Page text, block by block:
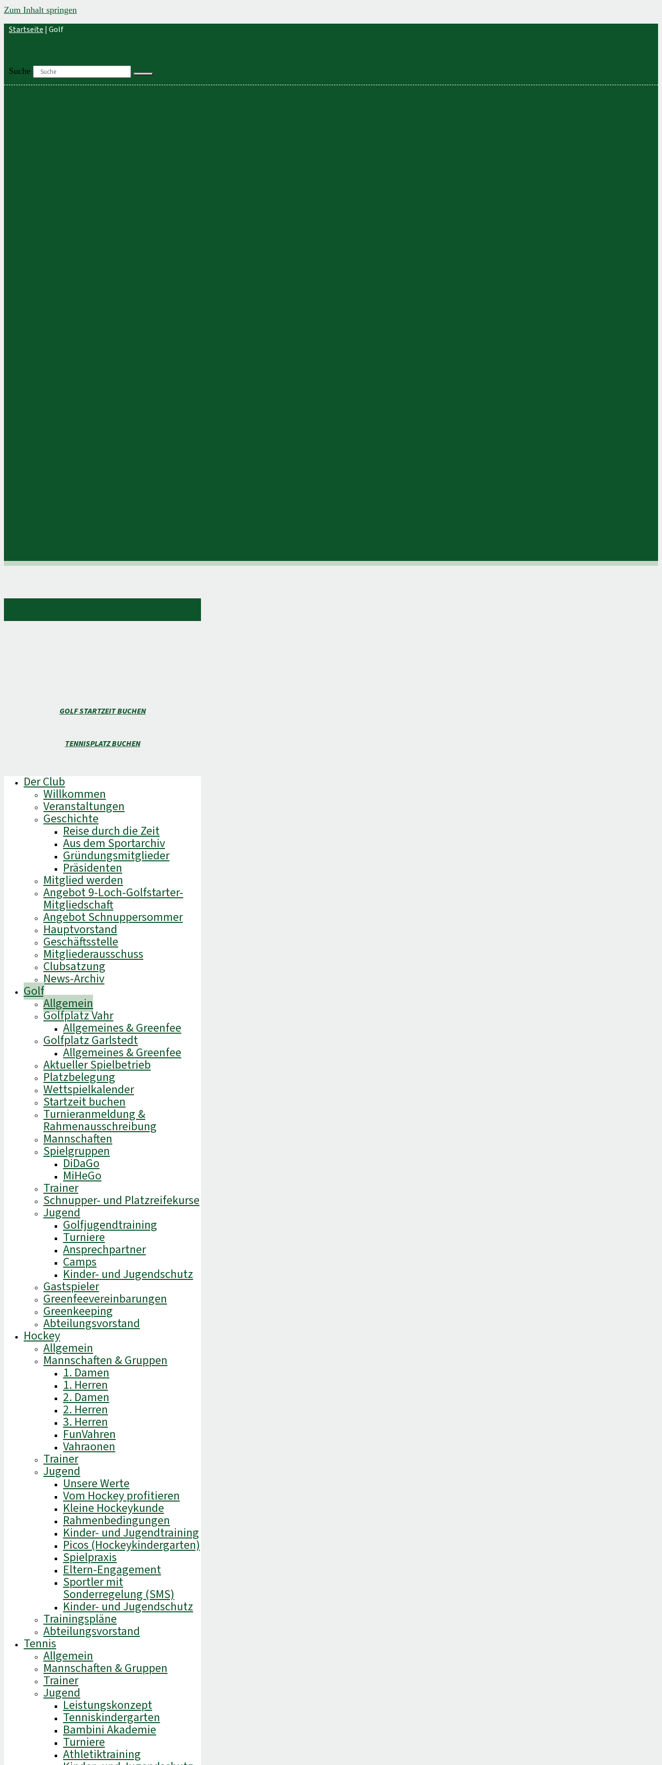
Zum Inhalt springen
Startseite | Golf
Suche
GOLF STARTZEIT BUCHEN
TENNISPLATZ BUCHEN
Der Club
Willkommen
Veranstaltungen
Geschichte
Reise durch die Zeit
Aus dem Sportarchiv
Gründungsmitglieder
Präsidenten
Mitglied werden
Angebot 9-Loch-Golfstarter-
Mitgliedschaft
Angebot Schnuppersommer
Hauptvorstand
Geschäftsstelle
Mitgliederausschuss
Clubsatzung
News-Archiv
Golf
Allgemein
Golfplatz Vahr
Allgemeines & Greenfee
Golfplatz Garlstedt
Allgemeines & Greenfee
Aktueller Spielbetrieb
Platzbelegung
Wettspielkalender
Startzeit buchen
Turnieranmeldung &
Rahmenausschreibung
Mannschaften
Spielgruppen
DiDaGo
MiHeGo
Trainer
Schnupper- und Platzreifekurse
Jugend
Golfjugendtraining
Turniere
Ansprechpartner
Camps
Kinder- und Jugendschutz
Gastspieler
Greenfeevereinbarungen
Greenkeeping
Abteilungsvorstand
Hockey
Allgemein
Mannschaften & Gruppen
1. Damen
1. Herren
2. Damen
2. Herren
3. Herren
FunVahren​
Vahraonen
Trainer
Jugend
Unsere Werte
Vom Hockey profitieren
Kleine Hockeykunde
Rahmenbedingungen
Kinder- und Jugendtraining
Picos (Hockeykindergarten)
Spielpraxis
Eltern-Engagement
Sportler mit
Sonderregelung (SMS)
Kinder- und Jugendschutz
Trainingspläne
Abteilungsvorstand
Tennis
Allgemein
Mannschaften & Gruppen
Trainer
Jugend
Leistungskonzept
Tenniskindergarten
Bambini Akademie
Turniere
Athletiktraining